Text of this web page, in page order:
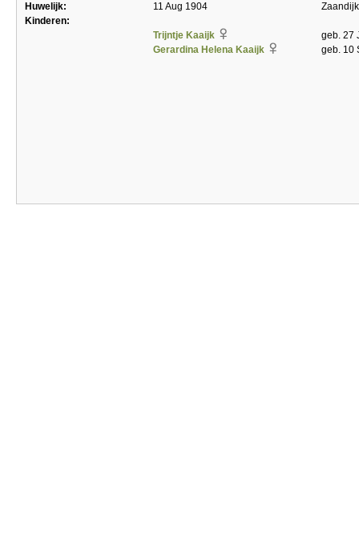
Huwelijk:
11 Aug 1904
Zaandijk
Kinderen:
Trijntje Kaaijk
geb. 27
Gerardina Helena Kaaijk
geb. 10